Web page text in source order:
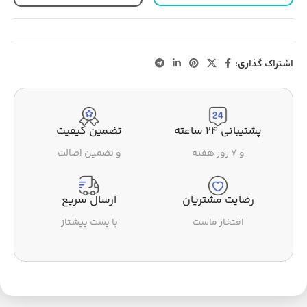
اشتراک گذاری:
پشتیبانی ۲۴ ساعته
و ۷ روز هفته
تضمین کیفیت
و تضمین اصالت
رضایت مشتریان
افتخار ماست
ارسال سریع
با پست پیشتاز